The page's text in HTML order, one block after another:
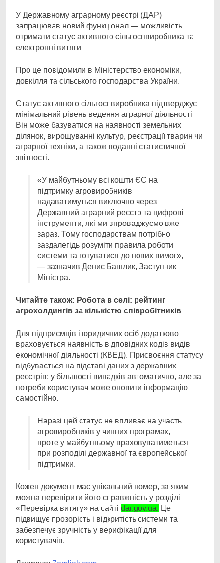
У Державному аграрному реєстрі (ДАР)
запрацював новий функціонал — можливість
отримати статус активного сільгоспвиробника та
електронні витяги.
Про це повідомили в Міністерство економіки,
довкілля та сільського господарства України.
Статус активного сільгоспвиробника підтверджує
мінімальний рівень ведення аграрної діяльності.
Він може базуватися на наявності земельних
ділянок, вирощуванні культур, реєстрації тварин чи
аграрної техніки, а також поданні статистичної
звітності.
«У майбутньому всі кошти ЄС на
підтримку агровиробників
надаватимуться виключно через
Державний аграрний реєстр та цифрові
інструменти, які ми впроваджуємо вже
зараз. Тому господарствам потрібно
заздалегідь розуміти правила роботи
системи та готуватися до нових вимог»,
— зазначив Денис Башлик, Заступник
Міністра.
Читайте також: Робота в селі: рейтинг
агрохолдингів за кількістю співробітників
Для підприємців і юридичних осіб додатково
враховується наявність відповідних кодів видів
економічної діяльності (КВЕД). Присвоєння статусу
відбувається на підставі даних з державних
реєстрів: у більшості випадків автоматично, але за
потреби користувач може оновити інформацію
самостійно.
Наразі цей статус не впливає на участь
агровиробників у чинних програмах,
проте у майбутньому враховуватиметься
при розподілі державної та європейської
підтримки.
Кожен документ має унікальний номер, за яким
можна перевірити його справжність у розділі
«Перевірка витягу» на сайті dar.gov.ua. Це
підвищує прозорість і відкритість системи та
забезпечує зручність у верифікації для
користувачів.